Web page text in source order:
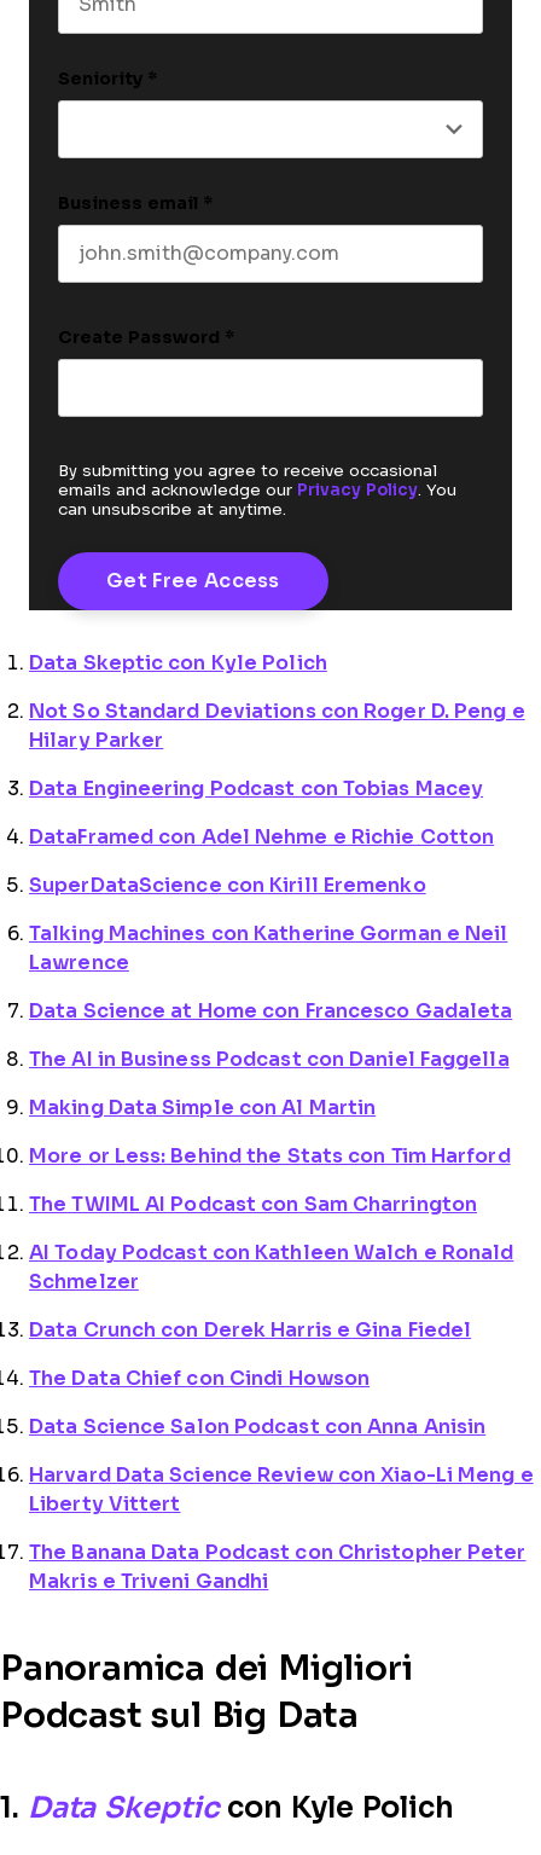
Seniority *
Business email *
Create Password *
By submitting you agree to receive occasional
emails and acknowledge our Privacy Policy. You
can unsubscribe at anytime.
Data Skeptic con Kyle Polich
Not So Standard Deviations con Roger D. Peng e
Hilary Parker
Data Engineering Podcast con Tobias Macey
DataFramed con Adel Nehme e Richie Cotton
SuperDataScience con Kirill Eremenko
Talking Machines con Katherine Gorman e Neil
Lawrence
Data Science at Home con Francesco Gadaleta
The AI in Business Podcast con Daniel Faggella
Making Data Simple con Al Martin
More or Less: Behind the Stats con Tim Harford
The TWIML AI Podcast con Sam Charrington
AI Today Podcast con Kathleen Walch e Ronald
Schmelzer
Data Crunch con Derek Harris e Gina Fiedel
The Data Chief con Cindi Howson
Data Science Salon Podcast con Anna Anisin
Harvard Data Science Review con Xiao-Li Meng e
Liberty Vittert
The Banana Data Podcast con Christopher Peter
Makris e Triveni Gandhi
Panoramica dei Migliori
Podcast sul Big Data
1. Data Skepticcon Kyle Polich